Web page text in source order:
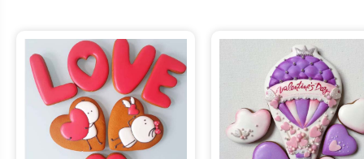
Прага Фисташка-Малина